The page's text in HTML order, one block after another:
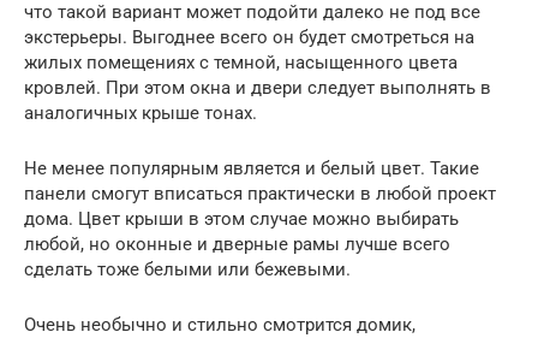
что такой вариант может подойти далеко не под все
экстерьеры. Выгоднее всего он будет смотреться на
жилых помещениях с темной, насыщенного цвета
кровлей. При этом окна и двери следует выполнять в
аналогичных крыше тонах.
Не менее популярным является и белый цвет. Такие
панели смогут вписаться практически в любой проект
дома. Цвет крыши в этом случае можно выбирать
любой, но оконные и дверные рамы лучше всего
сделать тоже белыми или бежевыми.
Очень необычно и стильно смотрится домик,